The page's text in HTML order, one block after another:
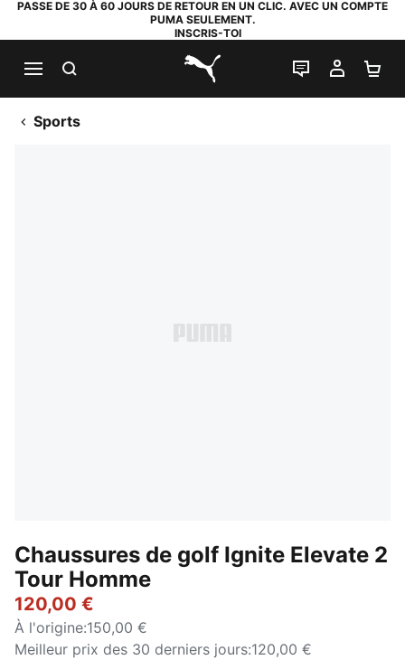
PASSE DE 30 À 60 JOURS DE RETOUR EN UN CLIC. AVEC UN COMPTE
PUMA SEULEMENT.
INSCRIS-TOI
PUMA.com
LIVE CHAT
MON
Sports
Chaussures de golf Ignite Elevate 2
Tour Homme
120,00 €
À l'origine:150,00 €
Meilleur prix des 30 derniers jours:120,00 €